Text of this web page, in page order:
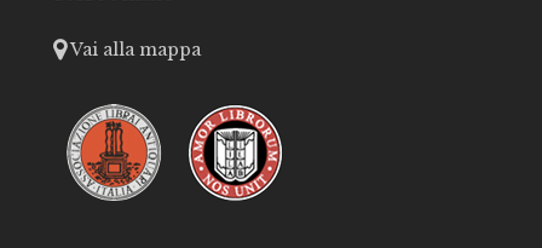
Vai alla mappa